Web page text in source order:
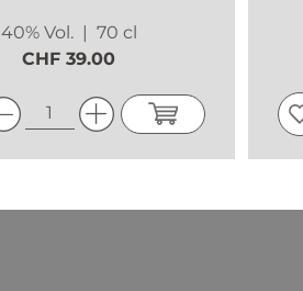
40% Vol.
| 70 cl
CHF 39.00